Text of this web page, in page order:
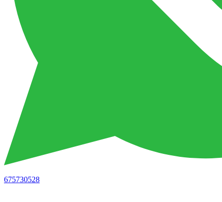
675730528